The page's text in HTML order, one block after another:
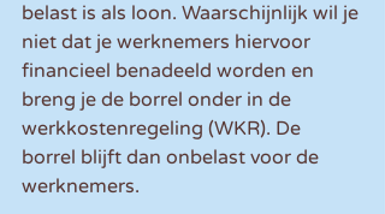
belast is als loon. Waarschijnlijk wil je
niet dat je werknemers hiervoor
financieel benadeeld worden en
breng je de borrel onder in de
werkkostenregeling (WKR). De
borrel blijft dan onbelast voor de
werknemers.